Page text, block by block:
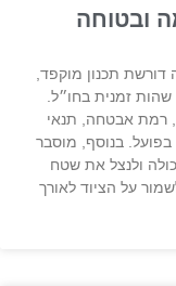
ובטוחה
דורשת תכנון מוקפד,
זמנית בחו״ל.
רמת אבטחה, תנאי
בנוסף, מוסבר
ולנצל את שטח
על הציוד לאורך